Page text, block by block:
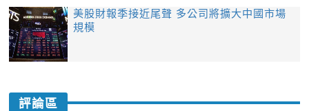
美股財報季接近尾聲 多公司將擴大中國市場
規模
評論區